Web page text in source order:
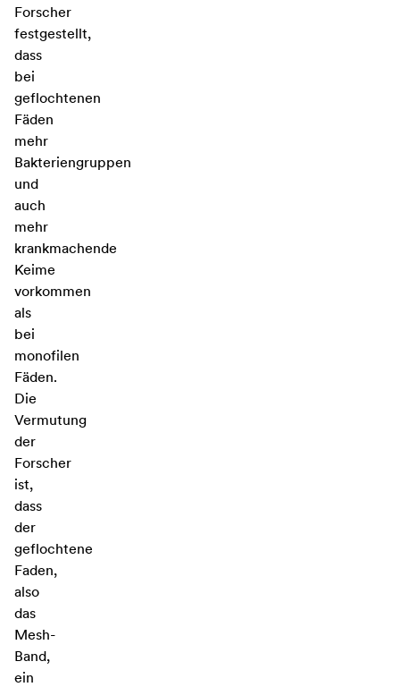
Forscher
festgestellt,
dass
bei
geflochtenen
Fäden
mehr
Bakteriengruppen
und
auch
mehr
krankmachende
Keime
vorkommen
als
bei
monofilen
Fäden.
Die
Vermutung
der
Forscher
ist,
dass
der
geflochtene
Faden,
also
das
Mesh-
Band,
ein